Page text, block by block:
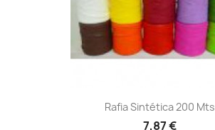
Rafia Sintética 200 Mts
7,87 €